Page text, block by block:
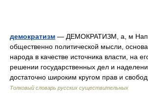
демократизм — ДЕМОКРАТИЗМ, а, м
общественно политической мысли,
народа в качестве источника власти, на
решении государственных дел и
достаточно широким кругом прав и
Толковый словарь русских существительных